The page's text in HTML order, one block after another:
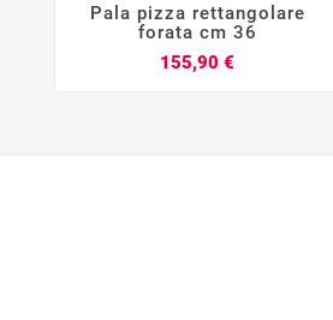
 
Pala pizza rettangolare
forata cm 36
155,90 €